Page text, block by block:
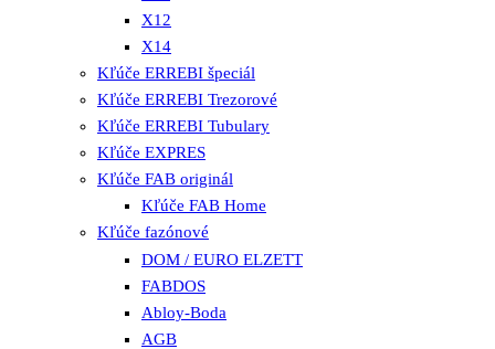
X12
X14
Kľúče ERREBI špeciál
Kľúče ERREBI Trezorové
Kľúče ERREBI Tubulary
Kľúče EXPRES
Kľúče FAB originál
Kľúče FAB Home
Kľúče fazónové
DOM / EURO ELZETT
FABDOS
Abloy-Boda
AGB